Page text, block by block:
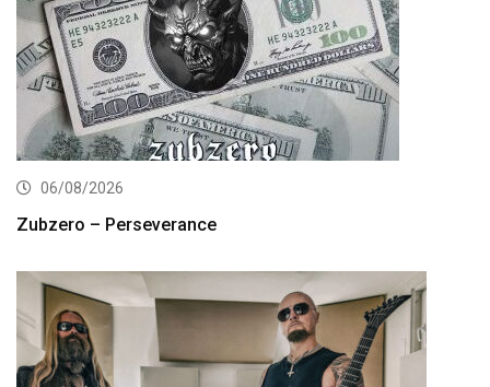
06/08/2026
Zubzero – Perseverance